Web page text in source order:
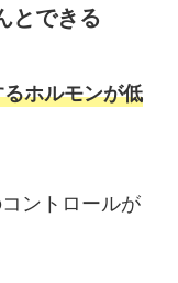
とできる
ホルモンが低
ントロールが